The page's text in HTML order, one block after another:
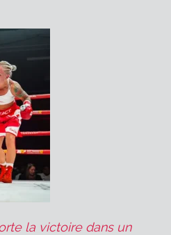
la victoire dans un